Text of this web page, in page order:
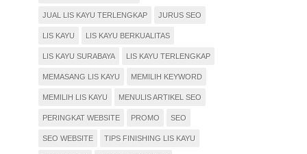
JUAL LIS KAYU TERLENGKAP JURUS SEO
LIS KAYU LIS KAYU BERKUALITAS
LIS KAYU SURABAYA LIS KAYU TERLENGKAP
MEMASANG LIS KAYU MEMILIH KEYWORD
MEMILIH LIS KAYU MENULIS ARTIKEL SEO
PERINGKAT WEBSITE PROMO SEO
SEO WEBSITE TIPS FINISHING LIS KAYU